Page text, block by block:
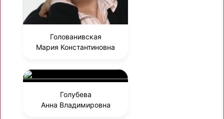
Голованивская
Мария Константиновна
Голубева
Анна Владимировна